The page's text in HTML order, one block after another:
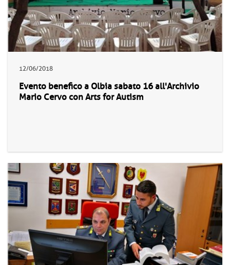
12/06/2018
Evento benefico a Olbia sabato 16 all'Archivio
Mario Cervo con Arts for Autism